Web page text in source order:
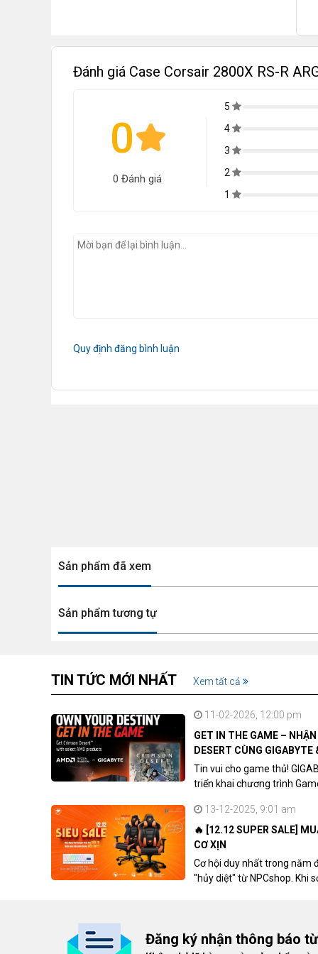
Đánh giá Case Corsair 2800X RS-R
0
0 Đánh giá
5
4
3
2
1
Quy định đăng bình luận
Sản phẩm đã xem
Sản phẩm tương tự
TIN TỨC MỚI NHẤT Xem tất cả
11-02-2026, 12:00 pm
GET IN THE GAME –
DESERT CÙNG GIGABYTE
Tin vui cho game thủ!
triển khai chương trình
13-12-2025, 9:01 am
🔥 [12.12 SUPER SALE]
CƠ XỊN
Cơ hội duy nhất trong năm
"hủy diệt" từ NPCshop. Khi
Đăng ký nhận thông báo